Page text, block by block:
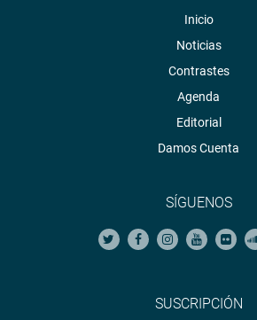
Inicio
Noticias
Contrastes
Agenda
Editorial
Damos Cuenta
SÍGUENOS
SUSCRIPCIÓN